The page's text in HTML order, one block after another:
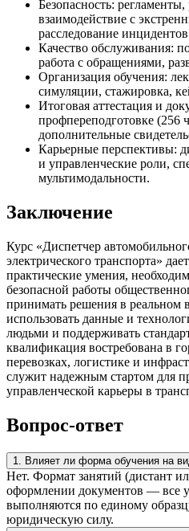
Безопасность:
взаимодействие с
расследование
Качество обслуживания:
работа с обращениями,
Организация обучения:
симуляции, стажировка,
Итоговая аттестация и
профпереподготовке (256
дополнительные
Карьерные перспективы:
и управленческие роли,
мультимодальности.
Заключение
Курс «Диспетчер
электрического транспорта»
практические умения,
безопасной работы
принимать решения в реальном
использовать данные и
людьми и поддерживать
квалификация востребована в
перевозках, логистике и
служит надежным стартом для
управленческой карьеры в
Вопрос-ответ
1. Влияет ли форма обучения на
Нет. Формат занятий (дистант
оформлении документов — все
выполняются по единому
юридическую силу.